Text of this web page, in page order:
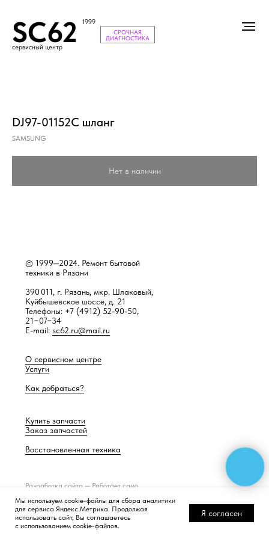
SC62 1999
сервисный центр
СРОЧНАЯ
ДИАГНОСТИКА
DJ97-01152C шланг
SAMSUNG
Нет в наличии
Разработка сайта — Работает само
© 1999—2024. Ремонт бытовой
техники в Рязани
390 011, г. Рязань, мкр. Шлаковый,
Куйбышевское шоссе, д. 21
Телефоны: +7 (4912) 52-90-50,
21−07−34
E-mail: sc62.ru@mail.ru
О сервисном центре
Услуги
Как добраться?
Купить запчасти
Заказ запчастей
Восстановленная техника
Мы используем cookie-файлы для сбора аналитики
для сервиса Яндекс.Метрика. Продолжая
использовать сайт, Вы соглашаетесь
с использованием cookie-файлов.
Я согласен